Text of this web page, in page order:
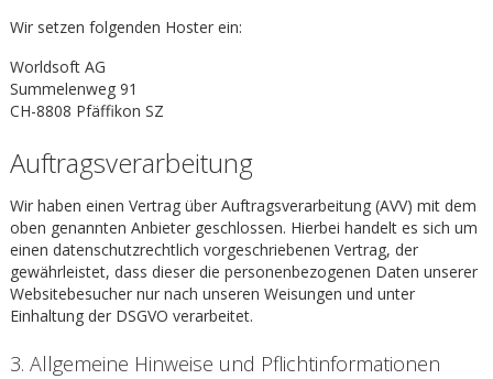
Wir setzen folgenden Hoster ein:
Worldsoft AG
Summelenweg 91
CH-8808 Pfäffikon SZ
Auftragsverarbeitung
Wir haben einen Vertrag über Auftragsverarbeitung (AVV) mit dem
oben genannten Anbieter geschlossen. Hierbei handelt es sich um
einen datenschutzrechtlich vorgeschriebenen Vertrag, der
gewährleistet, dass dieser die personenbezogenen Daten unserer
Websitebesucher nur nach unseren Weisungen und unter
Einhaltung der DSGVO verarbeitet.
3. Allgemeine Hinweise und Pflicht­informationen